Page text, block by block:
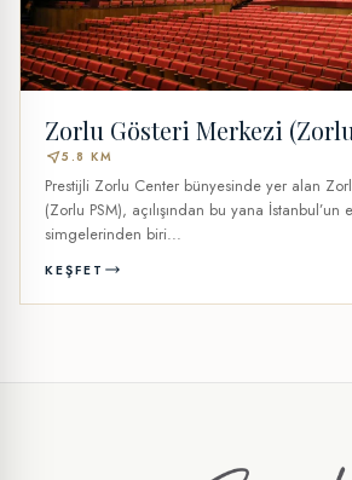
Zorlu Gösteri Merkezi
near_me5.8 KM
Prestijli Zorlu Center bünyesinde yer alan
(Zorlu PSM), açılışından bu yana
simgelerinden biri...
KEŞFET